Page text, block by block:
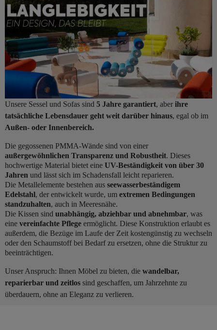
Unsere Sessel und Sofas sind 5 Jahre garantiert, aber ihre
tatsächliche Lebensdauer geht weit darüber hinaus, egal ob im
Außen- oder Innenbereich.
Die gegossenen PMMA-Wände sind von einer
außergewöhnlichen Transparenz und Robustheit. Dieses
hochwertige Material bietet eine UV-Beständigkeit von über 30
Jahren und lässt sich im Schadensfall leicht reparieren.
Die Metallelemente bestehen aus seewasserbeständigem
Edelstahl, der entwickelt wurde, um extremen Bedingungen
standzuhalten, auch in Meeresnähe.
Die Kissen sind unabhängig, abziehbar und abnehmbar, was
eine vereinfachte Pflege ermöglicht. Diese Konstruktion erlaubt es
außerdem, die Bezüge im Laufe der Zeit kostengünstig zu wechseln
oder den Schaumstoff bei Bedarf zu ersetzen, ohne die Struktur zu
beeinträchtigen.
Unser Anspruch: Ihnen Möbel zu bieten, die wandelbar,
reparierbar und zeitlos sind geschaffen, um Jahrzehnte zu
überdauern, ohne an Eleganz zu verlieren.